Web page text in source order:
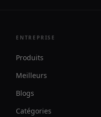
ENTREPRISE
Produits
Meilleurs
Blogs
Catégories